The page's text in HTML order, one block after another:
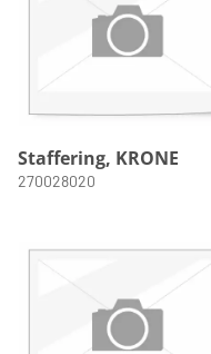
Staffering, KRONE
270028020